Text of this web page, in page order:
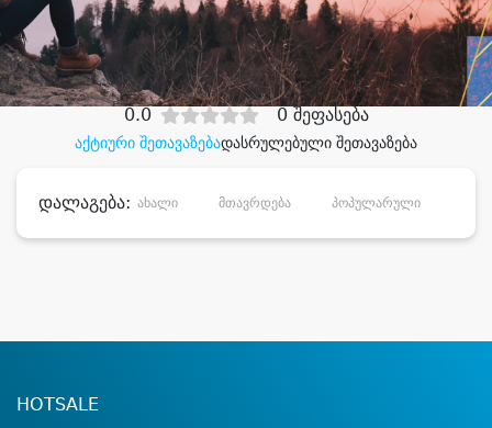
შეიძინესასურველი მომსახურება
დიდი დანაზოგით
აქტიური შეთავაზებადასრულებული შეთავაზება
0.0 0 შეფასება
დალაგება: ახალი მთავრდება პოპულარული
HOTSALE